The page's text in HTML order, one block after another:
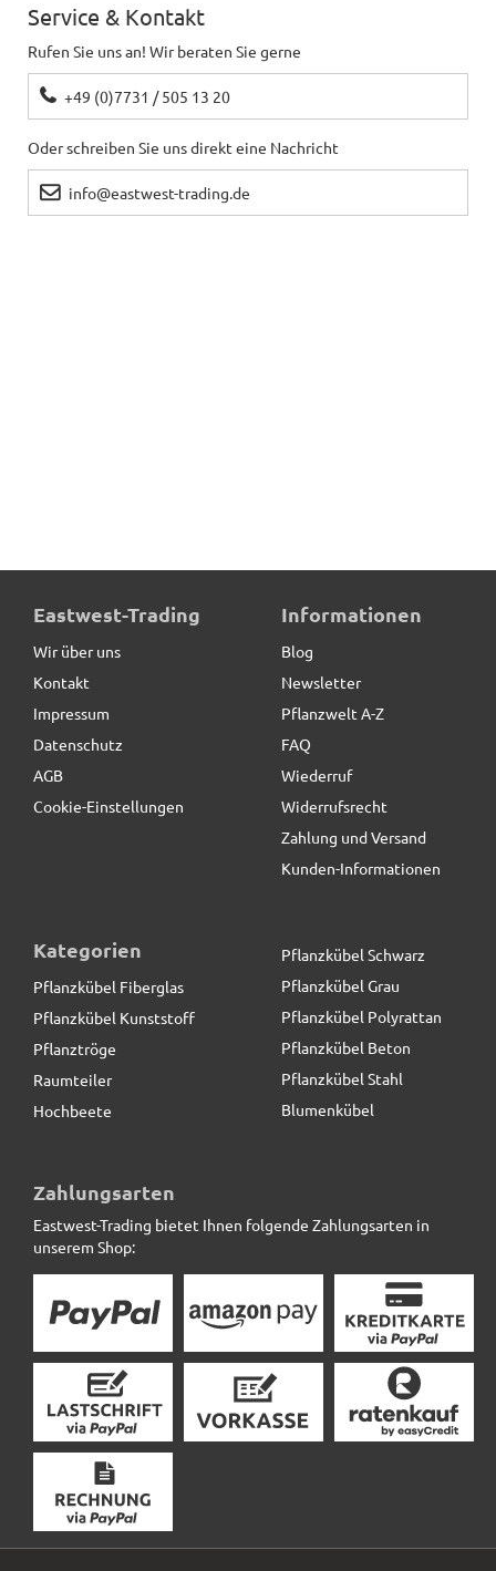
Service & Kontakt
Rufen Sie uns an! Wir beraten Sie gerne
+49 (0)7731 / 505 13 20
Oder schreiben Sie uns direkt eine Nachricht
info@eastwest-trading.de
Eastwest-Trading
Wir über uns
Kontakt
Impressum
Datenschutz
AGB
Cookie-Einstellungen
Informationen
Blog
Newsletter
Pflanzwelt A-Z
FAQ
Wiederruf
Widerrufsrecht
Zahlung und Versand
Kunden-Informationen
Kategorien
Pflanzkübel Fiberglas
Pflanzkübel Kunststoff
Pflanztröge
Raumteiler
Hochbeete
Pflanzkübel Schwarz
Pflanzkübel Grau
Pflanzkübel Polyrattan
Pflanzkübel Beton
Pflanzkübel Stahl
Blumenkübel
Zahlungsarten
Eastwest-Trading bietet Ihnen folgende Zahlungsarten in
unserem Shop: